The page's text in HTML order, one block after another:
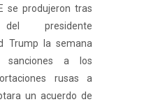
se produjeron tras
presidente
Trump la semana
sanciones a los
rusas a
un acuerdo de